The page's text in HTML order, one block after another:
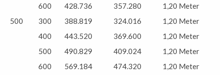
600
428.736 357.280
1,20 Meter
500
300 388.819 324.016
1,20 Meter
400
443.520 369.600
1,20 Meter
500
490.829 409.024
1,20 Meter
600
569.184 474.320
1,20 Meter